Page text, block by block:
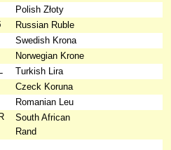
Polish Złoty
Russian Ruble
Swedish Krona
Norwegian Krone
Turkish Lira
Czeck Koruna
Romanian Leu
South African
Rand